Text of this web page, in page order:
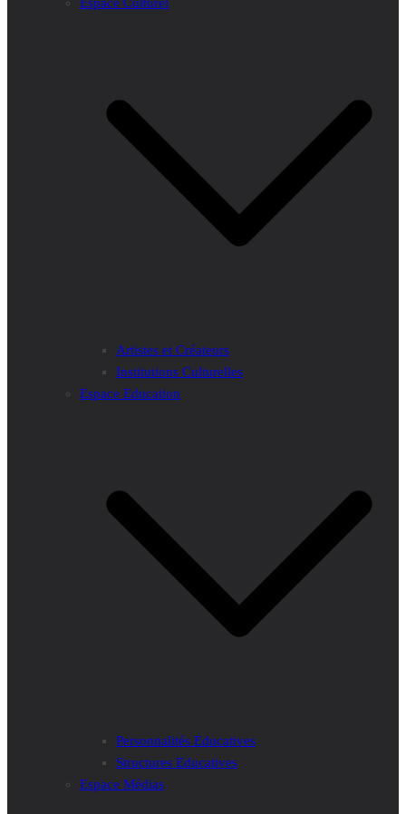
Artistes et Créateurs
Institutions Culturelles
Espace Education
Personnalités Educatives
Structures Educatives
Espace Médias